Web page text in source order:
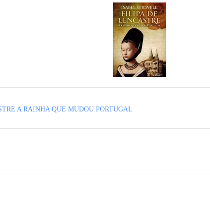
A RAINHA QUE MUDOU PORTUGAL